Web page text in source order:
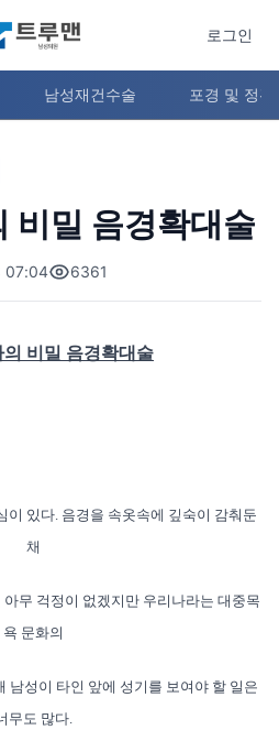
로그인
남성재건수술 포경 및 정관
비밀 음경확대술
07:04 6361
비밀 음경확대술
이 있다. 음경을 속옷속에 깊숙이 감춰둔
채
무 걱정이 없겠지만 우리나라는 대중목
욕 문화의
남성이 타인 앞에 성기를 보여야 할 일은
무도 많다.